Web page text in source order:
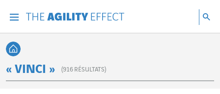
Retour à l'accueil
« VINCI » (916 RÉSULTATS)